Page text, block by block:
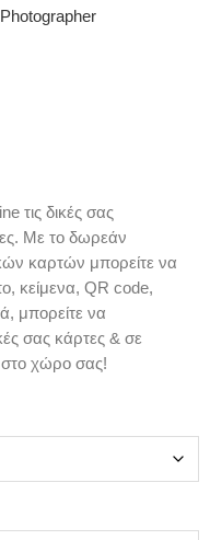
τις δικές σας
Με το δωρεάν
καρτών μπορείτε να
κείμενα, QR code,
μπορείτε να
σας κάρτες & σε
στο χώρο σας!